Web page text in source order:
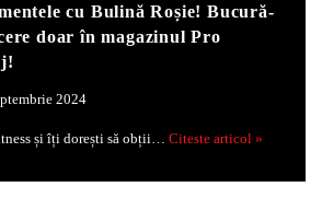
cu Bulină Roșie! Bucură-
doar în magazinul Pro
2024
și îți dorești să obții… Citeste articol »